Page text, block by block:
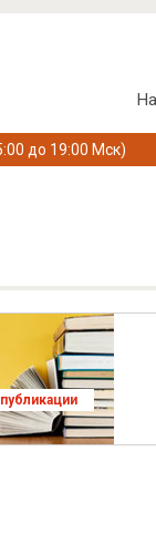
до 19:00 Мск)